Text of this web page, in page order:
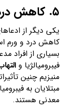
۵. کاهش درد و ورم
یکی دیگر از
کاهش درد و ورم
بسیاری از افراد
فیبرومیالژیا و
منیزیم چنین
مبتلایان به
معدنی هستند.